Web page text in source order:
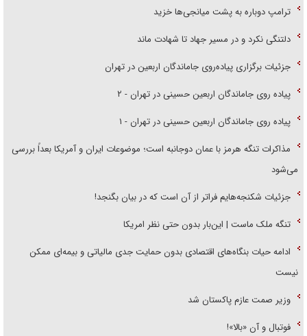
ترامپ دوباره به پشت میانجی‌ها خزید
دلتنگی نکرد و در مسیر جهاد تا شهادت ماند
جزئیات برگزاری پیاده‌روی جاماندگان اربعین در تهران
پیاده روی جاماندگان اربعین حسینی در تهران - ۲
پیاده روی جاماندگان اربعین حسینی در تهران - ۱
مذاکرات تنگه هرمز با عمان دوجانبه است؛ موضوعات ایران و آمریکا بعداً بررسی
می‌شود
جزئیات شکنجه‌هایم فراتر از آن است که در بیان بگنجد!
تنگه ملک ماست | این‌بار بدون حتی نظر امریکا
ادامه حیات بنگاه‌های اقتصادی بدون حمایت جدی مالیاتی و بیمه‌ای ممکن
نیست
وزیر صمت عازم پاکستان شد
فوتبال و آن «بالا»!